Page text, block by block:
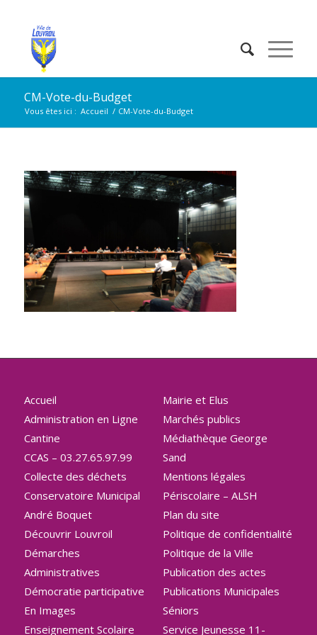
CM-Vote-du-Budget
Vous êtes ici : Accueil / CM-Vote-du-Budget
Accueil
Administration en Ligne
Cantine
CCAS – 03.27.65.97.99
Collecte des déchets
Conservatoire Municipal
André Boquet
Découvrir Louvroil
Démarches
Administratives
Démocratie participative
En Images
Enseignement Scolaire
Mairie et Elus
Marchés publics
Médiathèque George
Sand
Mentions légales
Périscolaire – ALSH
Plan du site
Politique de confidentialité
Politique de la Ville
Publication des actes
Publications Municipales
Séniors
Service Jeunesse 11-